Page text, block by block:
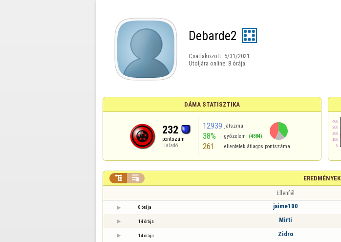
Debarde2
Csatlakozott: 5/31/2021
Utoljára online: 8 órája
DÁMA STATISZTIKA
232
pontszám
Haladó
12939 játszma
38% győzelem (4884)
261 ellenfelek átlagos pontszáma
EREDMÉNYEK
 
Ellenfél
8 órája jaime100
14 órája Mirti
14 órája Zidro